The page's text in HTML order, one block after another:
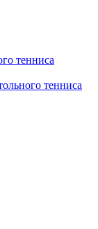
тенниса
тенниса